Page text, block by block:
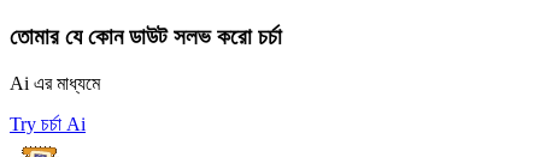
তোমার যে কোন ডাউট সলভ করো চর্চা
Ai এর মাধ্যমে
Try চর্চা Ai